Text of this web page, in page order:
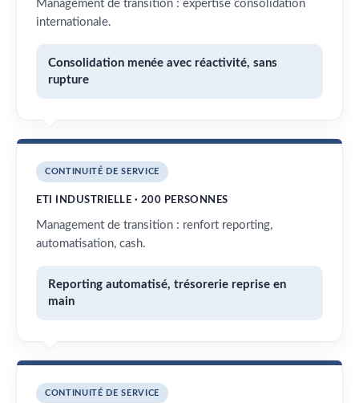
Management de transition : expertise consolidation
internationale.
Consolidation menée avec réactivité, sans
rupture
CONTINUITÉ DE SERVICE
ETI INDUSTRIELLE · 200 PERSONNES
Management de transition : renfort reporting,
automatisation, cash.
Reporting automatisé, trésorerie reprise en
main
CONTINUITÉ DE SERVICE